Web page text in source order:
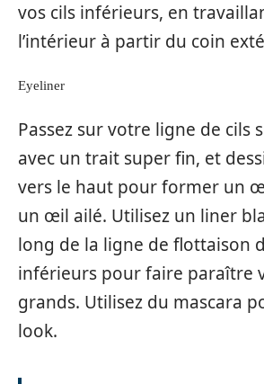
vos cils inférieurs, en
l’intérieur à partir du coin
Eyeliner
Passez sur votre ligne de cils
avec un trait super fin, et
vers le haut pour former un
un œil ailé. Utilisez un liner
long de la ligne de flottaison
inférieurs pour faire paraître
grands. Utilisez du mascara
look.